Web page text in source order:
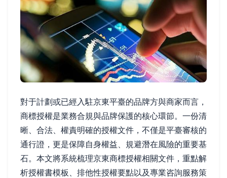
對于計劃或已經入駐京東平臺的品牌方與商家而言，
商標授權是業務合規與品牌保護的核心環節。一份清
晰、合法、權責明確的授權文件，不僅是平臺審核的
通行證，更是保障自身權益、規避潛在風險的重要基
石。本文將系統梳理京東商標授權相關文件，重點解
析授權書模板、排他性授權要點以及專業咨詢服務策